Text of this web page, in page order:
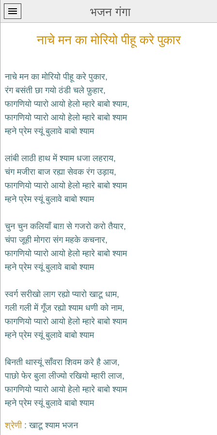
भजन गंगा
प्रथम
पन्ना
home
कृष्ण
bhajans
शिव
भजन
bhajans
भजन
hanuman
bhajans
साईं
भजन
जैन
भजन
jain
bhajans
दुर्गा
durga
bhajans
गणेश
भजन
ganesh
bhajans
राम
नाचे मन का मोरियो पीहू करे पुकार
नाचे मन का मोरियो पीहू करे पुकार,
रंग बसंती छा गयो ठंडी चले फ़ुहार,
फागणियो प्यारो आयो हेलो म्हारे बाबो श्याम,
फागणियो प्यारो आयो हेलो म्हारे बाबो श्याम
म्हने प्रेम स्यूं बुलावे बाबो श्याम
लांबी लाठी हाथ में श्याम धजा लहराय,
चंग मजीरा बाज रह्या सेवक रंग उड़ाय,
फागणियो प्यारो आयो हेलो म्हारे बाबो श्याम
म्हने प्रेम स्यूं बुलावे बाबो श्याम
चुन चुन कलियाँ बाग़ से गजरो करो तैयार,
चंपा जूही मोगरा संग महके कचनार,
फागणियो प्यारो आयो हेलो म्हारे बाबो श्याम
म्हने प्रेम स्यूं बुलावे बाबो श्याम
स्वर्ग सरीखो लाग रह्यो प्यारो खाटू धाम,
गली गली में गूँज रह्यो श्याम धणी को नाम,
फागणियो प्यारो आयो हेलो म्हारे बाबो श्याम
म्हने प्रेम स्यूं बुलावे बाबो श्याम
बिनती थास्यूं साँवरा शिवम करे है आज,
पाछो फेर बुला लीज्यो रखियो म्हारी लाज,
फागणियो प्यारो आयो हेलो म्हारे बाबो श्याम
म्हने प्रेम स्यूं बुलावे बाबो श्याम
श्रेणी खाटू श्याम भजन